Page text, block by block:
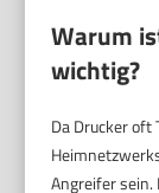
Warum
wichtig?
Da Drucker oft
Angreifer